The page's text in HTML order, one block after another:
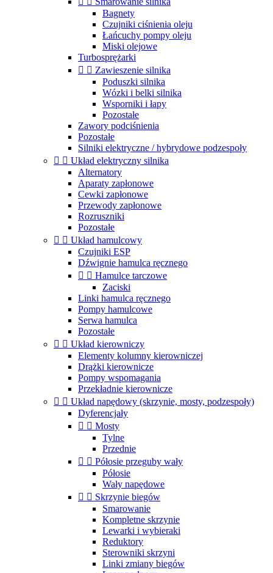
Bagnety
Czujniki ciśnienia oleju
Łańcuchy pompy oleju
Miski olejowe
Turbosprężarki
  Zawieszenie silnika
Poduszki silnika
Wózki i belki silnika
Wsporniki i łapy
Pozostałe
Zawory podciśnienia
Pozostałe
Silniki elektryczne / hybrydowe podzespoły
  Układ elektryczny silnika
Alternatory
Aparaty zapłonowe
Cewki zapłonowe
Przewody zapłonowe
Rozruszniki
Pozostałe
  Układ hamulcowy
Czujniki ESP
Dźwignie hamulca ręcznego
  Hamulce tarczowe
Zaciski
Linki hamulca ręcznego
Pompy hamulcowe
Serwa hamulca
Pozostałe
  Układ kierowniczy
Elementy kolumny kierowniczej
Drążki kierownicze
Pompy wspomagania
Przekładnie kierownicze
  Układ napędowy (skrzynie, mosty, podzespoły)
Dyferencjały
  Mosty
Tylne
Przednie
  Półosie przeguby wały
Półosie
Wały napędowe
  Skrzynie biegów
Smarowanie
Kompletne skrzynie
Lewarki i wybieraki
Reduktory
Sterowniki skrzyni
Linki zmiany biegów